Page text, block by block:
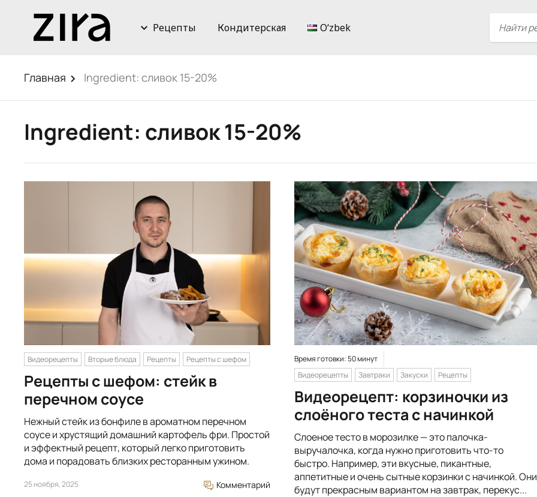
Рецепты Кондитерская Oʻzbek
Главная Ingredient: сливок 15-20%
Ingredient: сливок 15-20%
Видеорецепты Вторые блюда Рецепты Рецепты с шефом
Рецепты с шефом: стейк в
перечном соусе
Нежный стейк из бонфиле в ароматном перечном
соусе и хрустящий домашний картофель фри. Простой
и эффектный рецепт, который легко приготовить
дома и порадовать близких ресторанным ужином.
25 ноября, 2025 Комментарий
Время готовки: 50 минут
Видеорецепты
Завтраки Закуски Рецепты
Видеорецепт: корзиночки из
слоёного теста с начинкой
Слоеное тесто в морозилке — это палочка-
выручалочка, когда нужно приготовить что-то
быстро. Например, эти вкусные, пикантные,
аппетитные и очень сытные корзинки с начинкой. Они
будут прекрасным вариантом на завтрак, перекус...